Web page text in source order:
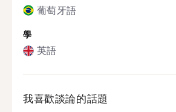
葡萄牙語
學
英語
我喜歡談論的話題